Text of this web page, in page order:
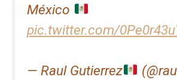
México
pic.twitter.com/
— Raul Gutierrez